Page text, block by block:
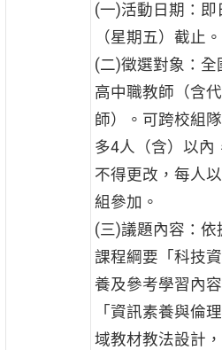
(一)活動日期：即
（星期五）截止。
(二)徵選對象：全
高中職教師（含
師）。可跨校組
多4人（含）以內
不得更改，每人
組參加。
(三)議題內容：
課程綱要「科技
養及參考學習內
「資訊素養與倫
域教材教法設計